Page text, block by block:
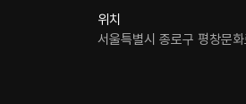
위치
서울특별시 종로구 평창문화